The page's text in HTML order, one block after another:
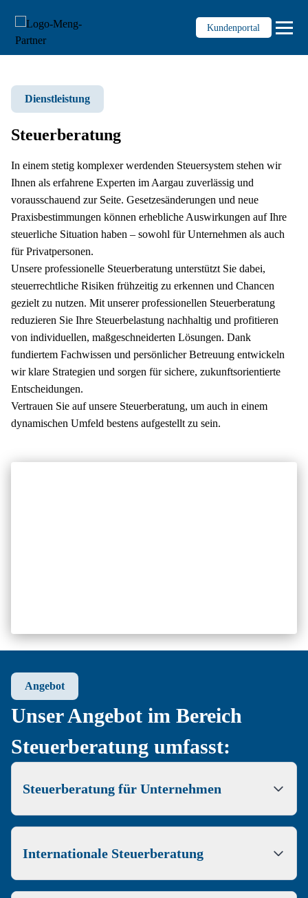
Kundenportal
Dienstleistungen
Steuern und Recht
Treuhand
Unternehmensberatung
Unternehmensnachfolge KMU
Personaladministration
Digitalisierung & Prozesse
Wissen
News
Referenzen
Info-Center
Unternehmen
Über uns
Karriere
Allgemein
Impressum/Datenschutz
Anmeldung Newsletter
Social Media
Dienstleistung
Steuerberatung
In einem stetig komplexer werdenden Steuersystem stehen wir
Ihnen als erfahrene Experten im Aargau zuverlässig und
vorausschauend zur Seite. Gesetzesänderungen und neue
Praxisbestimmungen können erhebliche Auswirkungen auf Ihre
steuerliche Situation haben – sowohl für Unternehmen als auch
für Privatpersonen.
Unsere professionelle Steuerberatung unterstützt Sie dabei,
steuerrechtliche Risiken frühzeitig zu erkennen und Chancen
gezielt zu nutzen. Mit unserer professionellen Steuerberatung
reduzieren Sie Ihre Steuerbelastung nachhaltig und profitieren
von individuellen, maßgeschneiderten Lösungen. Dank
fundiertem Fachwissen und persönlicher Betreuung entwickeln
wir klare Strategien und sorgen für sichere, zukunftsorientierte
Entscheidungen.
Vertrauen Sie auf unsere Steuerberatung, um auch in einem
dynamischen Umfeld bestens aufgestellt zu sein.
Angebot
Unser Angebot im Bereich
Steuerberatung umfasst:
Steuerberatung für Unternehmen
Internationale Steuerberatung